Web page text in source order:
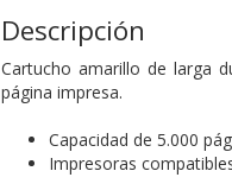
Descripción
Cartucho amarillo de larga
página impresa.
Capacidad de 5.000
Impresoras